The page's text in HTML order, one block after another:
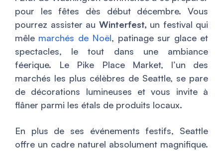
pour les fêtes dès début décembre. Vous
pourrez assister au Winterfest, un festival qui
mêle marchés de Noël, patinage sur glace et
spectacles, le tout dans une ambiance
féerique. Le Pike Place Market, l’un des
marchés les plus célèbres de Seattle, se pare
de décorations lumineuses et vous invite à
flâner parmi les étals de produits locaux.
En plus de ses événements festifs, Seattle
offre un cadre naturel absolument magnifique.